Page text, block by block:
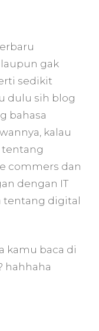
gak
sedikit
dulu sih blog
bahasa
kalau
tentang
commers dan
dengan IT
tentang digital
kamu baca di
hahhaha